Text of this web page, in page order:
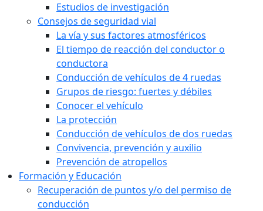
Estudios de investigación
Consejos de seguridad vial
La vía y sus factores atmosféricos
El tiempo de reacción del conductor o
conductora
Conducción de vehículos de 4 ruedas
Grupos de riesgo: fuertes y débiles
Conocer el vehículo
La protección
Conducción de vehículos de dos ruedas
Convivencia, prevención y auxilio
Prevención de atropellos
Formación y Educación
Recuperación de puntos y/o del permiso de
conducción